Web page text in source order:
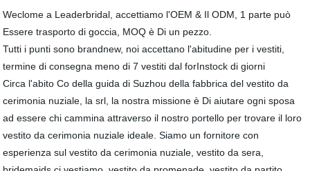
Weclome a Leaderbridal, accettiamo l'OEM & Il ODM, 1 parte può
Essere trasporto di goccia, MOQ è Di un pezzo.
Tutti i punti sono brandnew, noi accettano l'abitudine per i vestiti,
termine di consegna meno di 7 vestiti dal forInstock di giorni
Circa l'abito Co della guida di Suzhou della fabbrica del vestito da
cerimonia nuziale, la srl, la nostra missione è Di aiutare ogni sposa
ad essere chi cammina attraverso il nostro portello per trovare il loro
vestito da cerimonia nuziale ideale. Siamo un fornitore con
esperienza sul vestito da cerimonia nuziale, vestito da sera,